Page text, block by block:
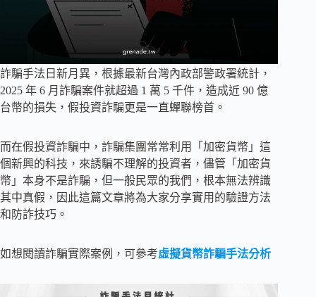
詐騙手法日新月異，根據最新台灣內政部警政署統計，
2025 年 6 月詐騙案件就超過 1 萬 5 千件，造成近 90 億
台幣的損失，假投資詐騙更是一直蟬聯榜首。
而在假投資詐騙中，詐騙集團常常利用「加密貨幣」這
個新興的科技，來誘騙不理解的投資者，儘管「加密貨
幣」本身不是詐騙，但一般民眾的我們，根本無法辨識
其中真假，因此這篇文章將為大家分享實用的驗證方法
和防詐技巧。
如想閱讀詐騙實際案例，可參考虛擬貨幣詐騙手法分析